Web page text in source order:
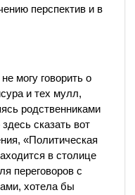
перспектив и в
могу говорить о
и тех мулл,
родственниками
сказать вот
«Политическая
в столице
переговоров с
хотела бы